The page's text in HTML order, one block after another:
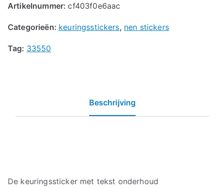
Artikelnummer:cf403f0e6aac
Categorieën: keuringsstickers, nen stickers
Tag: 33550
Beschrijving
De keuringssticker met tekst onderhoud